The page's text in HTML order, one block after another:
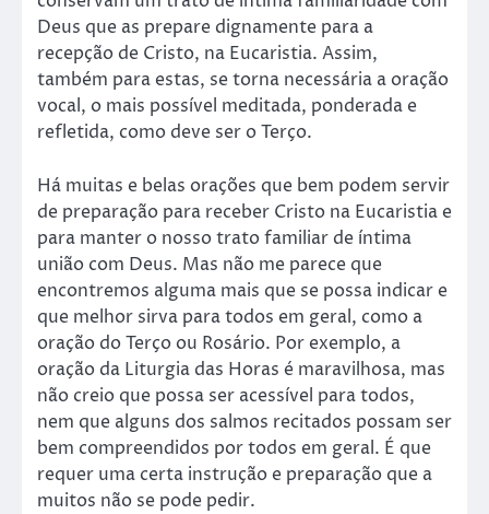
Deus que as prepare dignamente para a
recepção de Cristo, na Eucaristia. Assim,
também para estas, se torna necessária a oração
vocal, o mais possível meditada, ponderada e
refletida, como deve ser o Terço.
Há muitas e belas orações que bem podem servir
de preparação para receber Cristo na Eucaristia e
para manter o nosso trato familiar de íntima
união com Deus. Mas não me parece que
encontremos alguma mais que se possa indicar e
que melhor sirva para todos em geral, como a
oração do Terço ou Rosário. Por exemplo, a
oração da Liturgia das Horas é maravilhosa, mas
não creio que possa ser acessível para todos,
nem que alguns dos salmos recitados possam ser
bem compreendidos por todos em geral. É que
requer uma certa instrução e preparação que a
muitos não se pode pedir.